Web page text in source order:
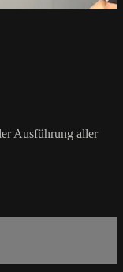
Ausführung aller